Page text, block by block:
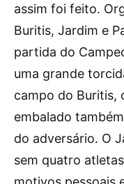
assim foi feito.
Buritis, Jardim e
partida do
uma grande
campo do Buritis,
embalado
do adversário. O
sem quatro